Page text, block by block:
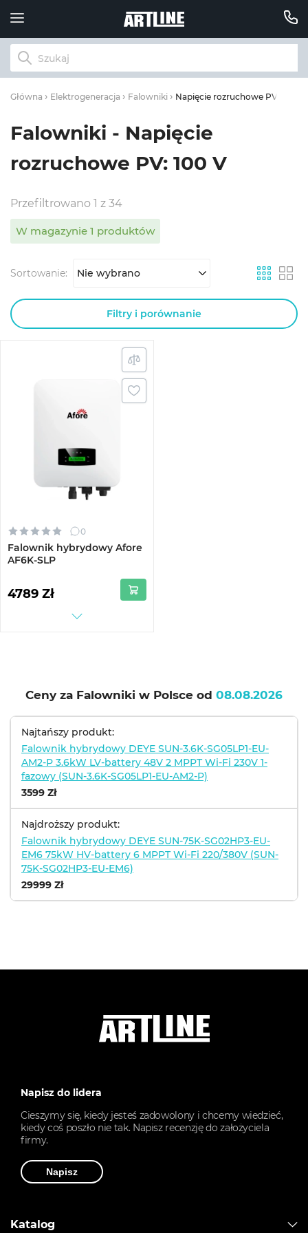
Główna Elektrogeneracja Falowniki Napięcie rozruchowe PV: 100 V
Falowniki - Napięcie
rozruchowe PV: 100 V
Przefiltrowano 1 z 34
W magazynie 1 produktów
Sortowanie: Nie wybrano
Filtry i porównanie
0
Falownik hybrydowy Afore
AF6K-SLP
4789 Zł
Ceny za Falowniki w Polsce od 08.08.2026
Najtańszy produkt:
Falownik hybrydowy DEYE SUN-3.6K-SG05LP1-EU-
AM2-P 3.6kW LV-battery 48V 2 MPPT Wi-Fi 230V 1-
fazowy (SUN-3.6K-SG05LP1-EU-AM2-P)
3599 Zł
Najdroższy produkt:
Falownik hybrydowy DEYE SUN-75K-SG02HP3-EU-
EM6 75kW HV-battery 6 MPPT Wi-Fi 220/380V (SUN-
75K-SG02HP3-EU-EM6)
29999 Zł
Napisz do lidera
Cieszymy się, kiedy jesteś zadowolony i chcemy wiedzieć,
kiedy coś poszło nie tak. Napisz recenzję do założyciela
firmy.
Napisz
Katalog